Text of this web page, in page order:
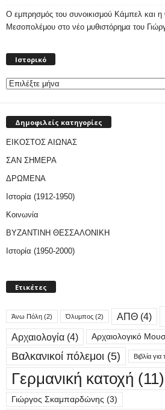
Ο εμπρησμός του συνοικισμού Κάμπελ και η
Μεσοπολέμου στο νέο μυθιστόρημα του
Ιστορικό
Δημοφιλείς κατηγορίες
ΕΙΚΟΣΤΟΣ ΑΙΩΝΑΣ
ΣΑΝ ΣΗΜΕΡΑ
ΔΡΩΜΕΝΑ
Ιστορία (1912-1950)
Κοινωνία
ΒΥΖΑΝΤΙΝΗ ΘΕΣΣΑΛΟΝΙΚΗ
Ιστορία (1950-2000)
Ετικέτες
Άνω Πόλη (2) Όλυμπος (2) ΑΠΘ (4)
Αρχαιολογία (4) Αρχαιολογικό
Βαλκανικοί πόλεμοι (5) Βιβλία
Γερμανική κατοχή (11)
Γιώργος Σκαμπαρδώνης (3)